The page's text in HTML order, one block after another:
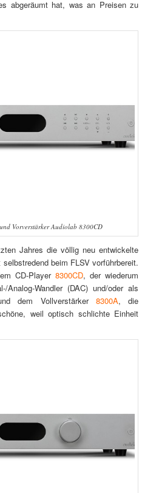
abgeräumt hat, was an Preisen zu
Vorverstärker Audiolab 8300CD
Jahres die völlig neu entwickelte
beim FLSV vorführbereit.
CD-Player8300CD, der wiederum
Analog-Wandler (DAC) und/oder als
dem Vollverstärker8300A, die
weil optisch schlichte Einheit